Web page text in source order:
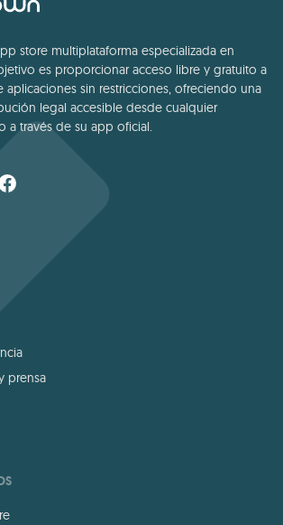
store multiplataforma especializada en
es proporcionar acceso libre y gratuito a
sin restricciones, ofreciendo una
legal accesible desde cualquier
a través de su app oficial.
prensa